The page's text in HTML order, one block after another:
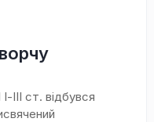
ІІІ ст. відбувся